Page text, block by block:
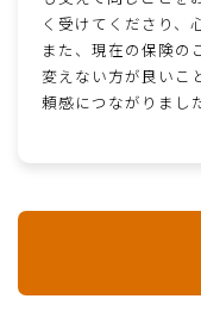
く受けてくださり、
また、現在の保険の
変えない方が良いこ
頼感につながりまし